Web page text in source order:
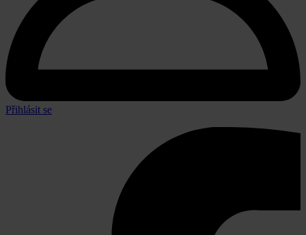
Přihlásit se